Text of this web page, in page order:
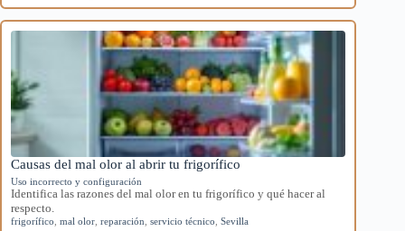
Causas del mal olor al abrir tu frigorífico
Uso incorrecto y configuración
Identifica las razones del mal olor en tu frigorífico y qué hacer al
respecto.
frigorífico mal olor reparación servicio técnico Sevilla